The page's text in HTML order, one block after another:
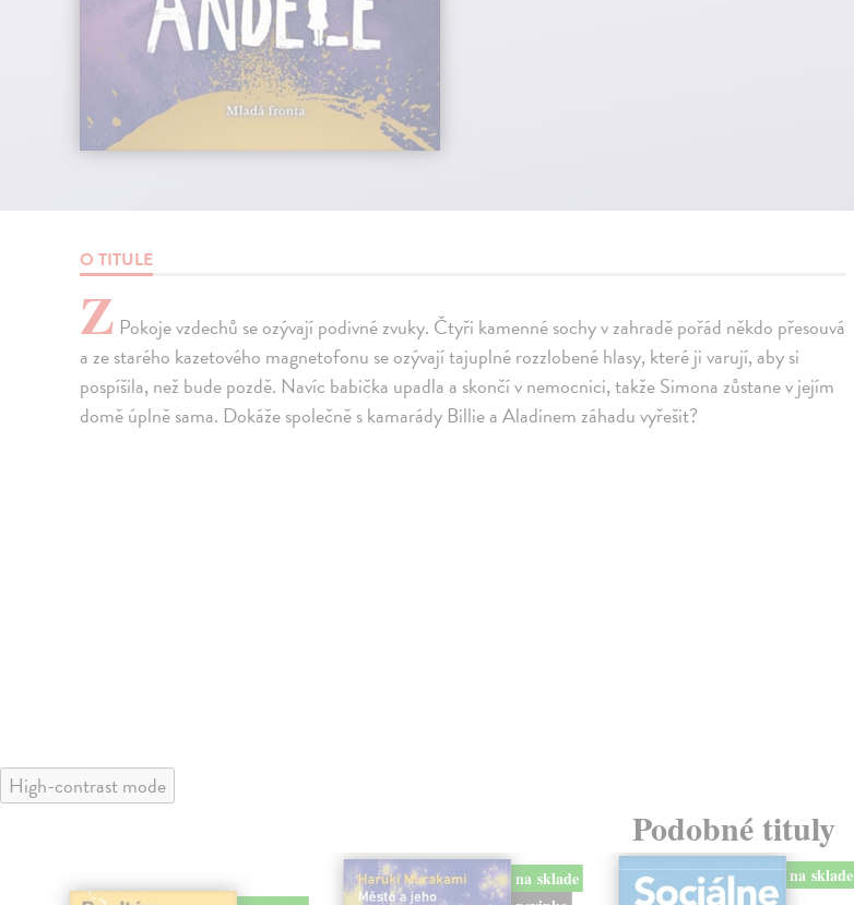
O TITULE
Z Pokoje vzdechů se ozývají podivné zvuky. Čtyři kamenné sochy v zahradě pořád někdo přesouvá
a ze starého kazetového magnetofonu se ozývají tajuplné rozzlobené hlasy, které ji varují, aby si
pospíšila, než bude pozdě. Navíc babička upadla a skončí v nemocnici, takže Simona zůstane v jejím
domě úplně sama. Dokáže společně s kamarády Billie a Aladinem záhadu vyřešit?
High-contrast mode
Podobné tituly
na sklade
na sklade